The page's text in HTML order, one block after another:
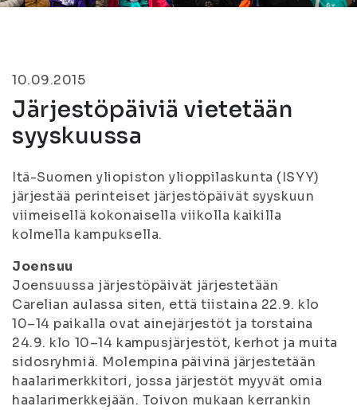
10.09.2015
Järjestöpäiviä vietetään
syyskuussa
Itä-Suomen yliopiston ylioppilaskunta (ISYY)
järjestää perinteiset järjestöpäivät syyskuun
viimeisellä kokonaisella viikolla kaikilla
kolmella kampuksella.
Joensuu
Joensuussa järjestöpäivät järjestetään
Carelian aulassa siten, että tiistaina 22.9. klo
10–14 paikalla ovat ainejärjestöt ja torstaina
24.9. klo 10–14 kampusjärjestöt, kerhot ja muita
sidosryhmiä. Molempina päivinä järjestetään
haalarimerkkitori, jossa järjestöt myyvät omia
haalarimerkkejään. Toivon mukaan kerrankin